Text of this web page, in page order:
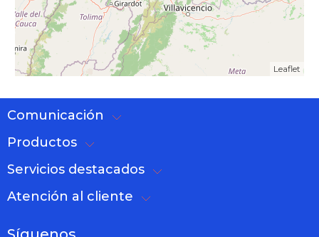
Leaflet
Comunicación
Productos
Servicios destacados
Atención al cliente